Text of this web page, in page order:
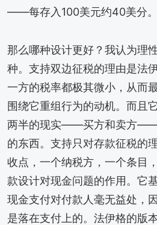
——每存入100美元约40美分。
那么哪种设计更好？我认为理
种。支持双边征税的理由是法
一方的税率都极其微小，从而
围绕它重组行为的动机。而且
两半的现实——买方和卖方——
的东西。支持只对存款征税的
收点，一个纳税方，一个条目
款设计对现金问题的作用。它
现金支付对付款人毫无益处，
是落在支付上的。法伊格的版